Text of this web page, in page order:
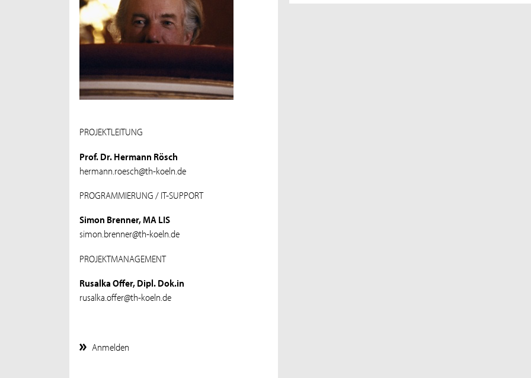
PROJEKTLEITUNG
Prof. Dr. Hermann Rösch
hermann.roesch@th-koeln.de
PROGRAMMIERUNG / IT-SUPPORT
Simon Brenner, MA LIS
simon.brenner@th-koeln.de
PROJEKTMANAGEMENT
Rusalka Offer, Dipl. Dok.in
rusalka.offer@th-koeln.de
Anmelden